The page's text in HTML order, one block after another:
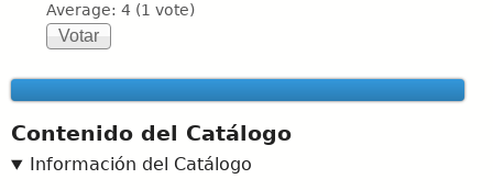
Average: 4 (1 vote)
Contenido del Catálogo
Información del Catálogo